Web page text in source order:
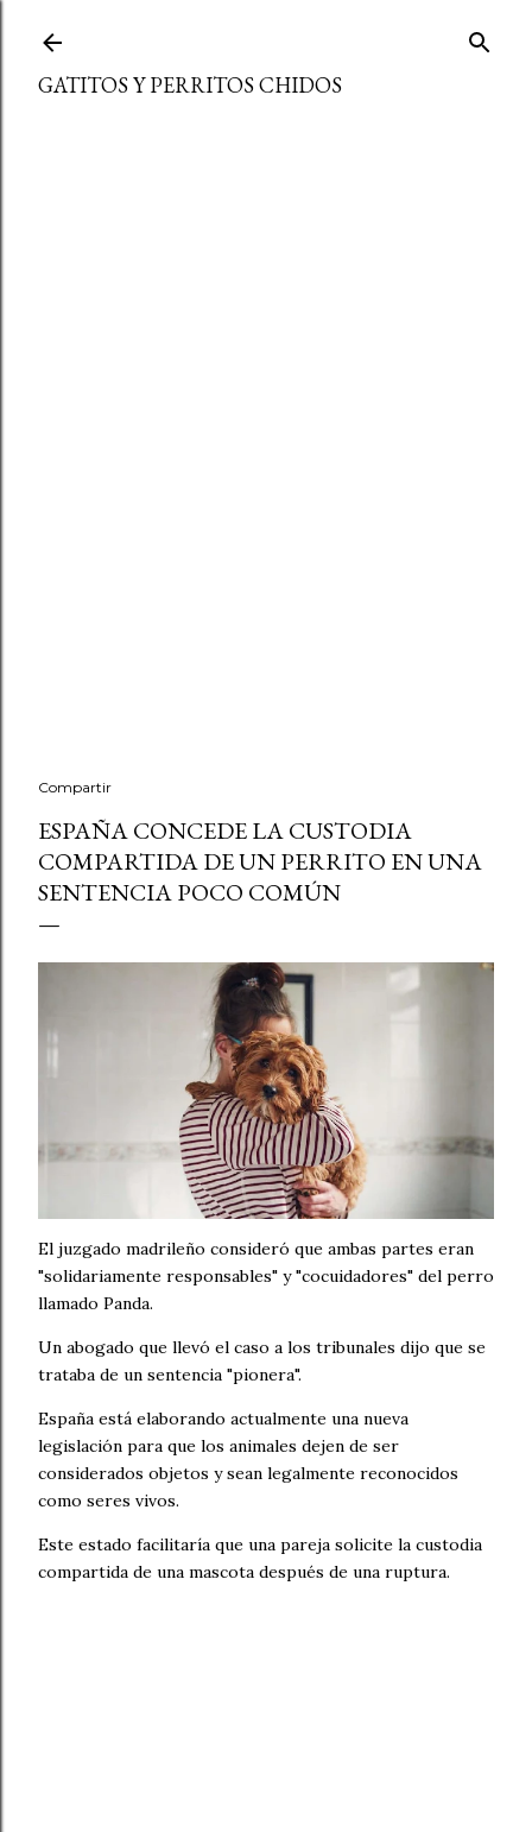
GATITOS Y PERRITOS CHIDOS
Compartir
ESPAÑA CONCEDE LA CUSTODIA
COMPARTIDA DE UN PERRITO EN UNA
SENTENCIA POCO COMÚN
El juzgado madrileño consideró que ambas partes eran
"solidariamente responsables" y "cocuidadores" del perro
llamado Panda.
Un abogado que llevó el caso a los tribunales dijo que se
trataba de un sentencia "pionera".
España está elaborando actualmente una nueva
legislación para que los animales dejen de ser
considerados objetos y sean legalmente reconocidos
como seres vivos.
Este estado facilitaría que una pareja solicite la custodia
compartida de una mascota después de una ruptura.